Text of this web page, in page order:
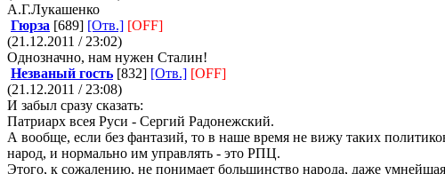
А.Г.Лукашенко
Гюрза [689] [Отв.] [OFF]
(21.12.2011 / 23:02)
Однозначно, нам нужен Сталин!
Незваный гость [832] [Отв.] [OFF]
(21.12.2011 / 23:08)
И забыл сразу сказать:
Патриарх всея Руси - Сергий Радонежский.
А вообще, если без фантазий, то в наше время не вижу таких
народ, и нормально им управлять - это РПЦ.
Этого, к сожалению, не понимает большинство народа, даже умнейшая